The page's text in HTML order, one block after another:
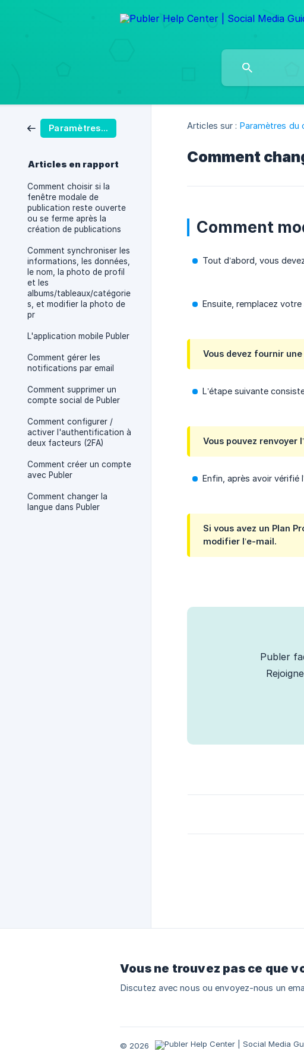
Paramètres du compte Publer
Articles en rapport
Comment choisir si la
fenêtre modale de
publication reste ouverte
ou se ferme après la
création de publications
Comment synchroniser les
informations, les données,
le nom, la photo de profil
et les
albums/tableaux/catégorie
s, et modifier la photo de
pr
L'application mobile Publer
Comment gérer les
notifications par email
Comment supprimer un
compte social de Publer
Comment configurer /
activer l'authentification à
deux facteurs (2FA)
Comment créer un compte
avec Publer
Comment changer la
langue dans Publer
Articles sur : Paramètres du
Comment
Comment
Tout d’abord, vous
Ensuite, remplacez votre
Vous devez fournir
L’étape suivante
Vous pouvez renvoyer
Enfin, après avoir vérifié
Si vous avez un Plan
modifier l’e-mail.
Publer
Vous ne trouvez pas ce que
Discutez avec nous ou envoyez-nous un
© 2026